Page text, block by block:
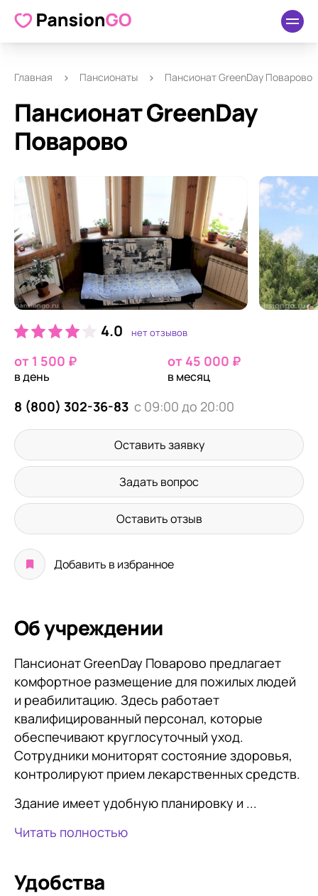
О пансионате Удобства Отзывы
Главная Пансионаты Пансионат GreenDay Поварово
Пансионат GreenDay
Поварово
4.0 нет отзывов
от 1 500 ₽
в день
от 45 000 ₽
в месяц
8 (800) 302-36-83 с 09:00 до 20:00
Оставить заявку
Задать вопрос
Оставить отзыв
Добавить в избранное
Об учреждении
Пансионат GreenDay Поварово предлагает
комфортное размещение для пожилых людей
и реабилитацию. Здесь работает
квалифицированный персонал, которые
обеспечивают круглосуточный уход.
Сотрудники мониторят состояние здоровья,
контролируют прием лекарственных средств.
Здание имеет удобную планировку и ...
Читать полностью
Удобства